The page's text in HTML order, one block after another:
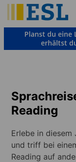
to
main
contentPlanst du eine
erhältst
Reading
Erlebe in
und triff bei
Reading auf